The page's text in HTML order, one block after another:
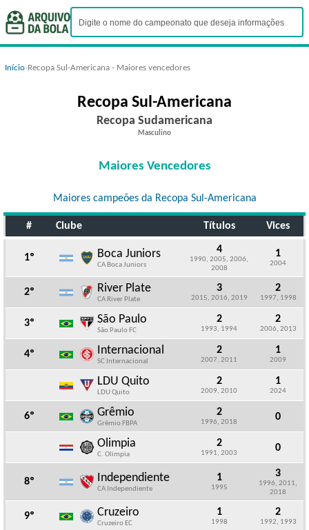
Início›Recopa Sul-Americana - Maiores vencedores
Recopa Sul-Americana
Recopa Sudamericana
Masculino
Maiores Vencedores
Maiores campeões da Recopa Sul-Americana
# Clube Títulos Vices
1º Boca Juniors
CA Boca Juniors
4
1990, 2005, 2006,
2008
1
2004
2º River Plate
CA River Plate
3
2015, 2016, 2019
2
1997, 1998
3º São Paulo
São Paulo FC
2
1993, 1994
2
2006, 2013
4º Internacional
SC Internacional
2
2007, 2011
1
2009
LDU Quito
LDU Quito
2
2009, 2010
1
2024
6º Grêmio
Grêmio FBPA
2
1996, 2018 0
Olimpia
C. Olimpia
2
1991, 2003 0
8º Independiente
CA Independiente
1
1995
3
1996, 2011,
2018
9º Cruzeiro
Cruzeiro EC
1
1998
2
1992, 1993